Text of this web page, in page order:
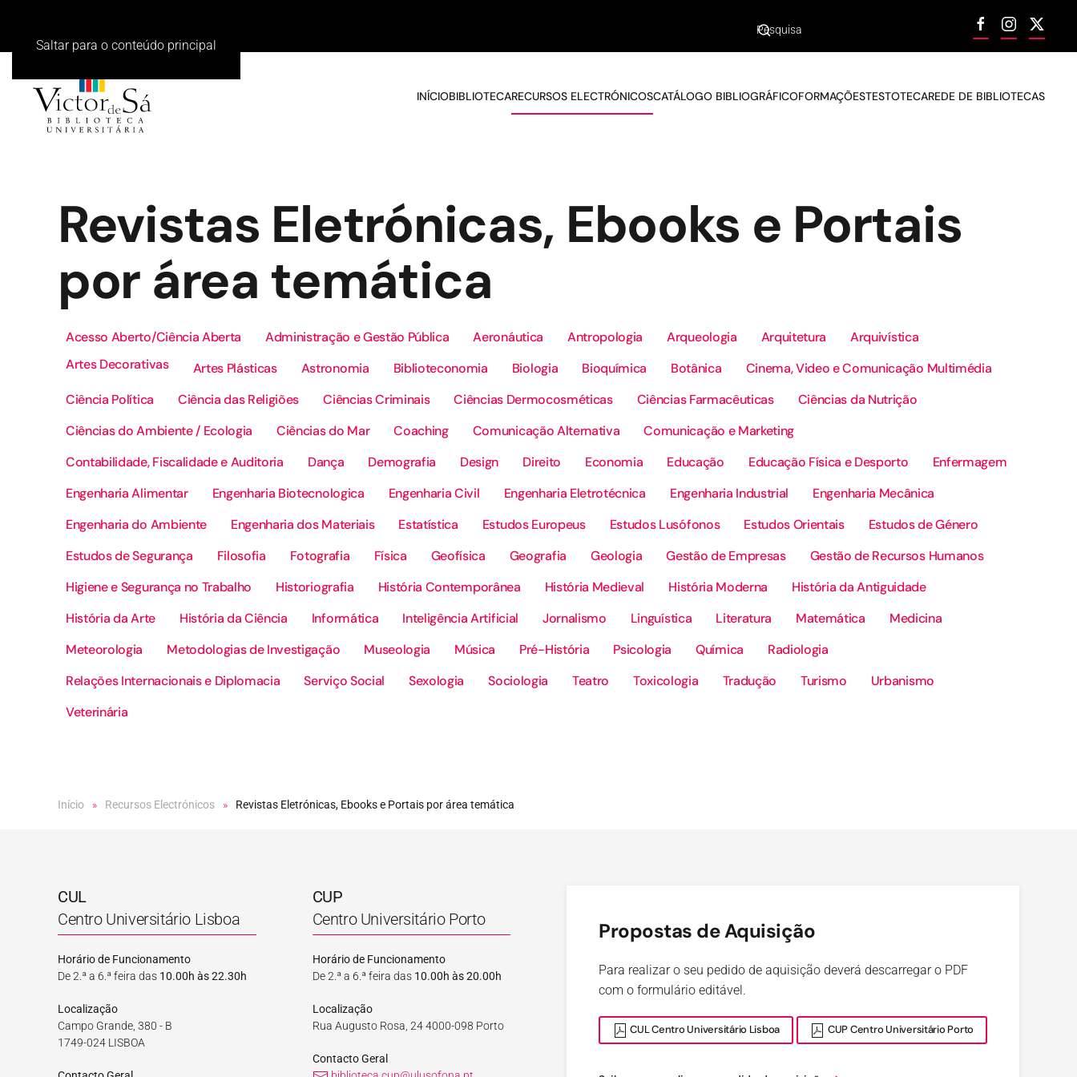
Saltar para o conteúdo principal
INÍCIOBIBLIOTECARECURSOS ELECTRÓNICOSCATÁLOGO BIBLIOGRÁFICOFORMAÇÕESTESTOTECAREDE DE BIBLIOTECAS
Revistas Eletrónicas, Ebooks e Portais
por área temática
Acesso Aberto/Ciência Aberta Administração e Gestão Pública Aeronáutica Antropologia Arqueologia Arquitetura
Arquivística
Artes Decorativas
Artes Plásticas Astronomia Biblioteconomia Biologia Bioquímica Botânica
Cinema, Video e Comunicação Multimédia
Ciência Política
Ciência das Religiões Ciências Criminais Ciências Dermocosméticas Ciências Farmacêuticas
Ciências da Nutrição
Ciências do Ambiente / Ecologia
Ciências do Mar Coaching Comunicação Alternativa
Comunicação e Marketing
Contabilidade, Fiscalidade e Auditoria
Dança Demografia Design Direito Economia Educação Educação Física e Desporto
Enfermagem
Engenharia Alimentar
Engenharia Biotecnologica Engenharia Civil Engenharia Eletrotécnica Engenharia Industrial
Engenharia Mecânica
Engenharia do Ambiente
Engenharia dos Materiais Estatística Estudos Europeus Estudos Lusófonos Estudos Orientais
Estudos de Género
Estudos de Segurança
Filosofia Fotografia Física Geofísica Geografia Geologia Gestão de Empresas
Gestão de Recursos Humanos
Higiene e Segurança no Trabalho
Historiografia História Contemporânea História Medieval História Moderna
História da Antiguidade
História da Arte
História da Ciência Informática Inteligência Artificial Jornalismo Linguística Literatura Matemática
Medicina
Meteorologia
Metodologias de Investigação Museologia Música Pré-História Psicologia Química
Radiologia
Relações Internacionais e Diplomacia
Serviço Social Sexologia Sociologia Teatro Toxicologia Tradução Turismo
Urbanismo
Veterinária
Início Recursos Electrónicos Revistas Eletrónicas, Ebooks e Portais por área temática
CUL
Centro Universitário Lisboa
Horário de Funcionamento
De 2.ª a 6.ª feira das 10.00h às 22.30h
Localização
Campo Grande, 380 - B
1749-024 LISBOA
CUP
Centro Universitário Porto
Horário de Funcionamento
De 2.ª a 6.ª feira das 10.00h às 20.00h
Localização
Rua Augusto Rosa, 24 4000-098 Porto
Contacto Geral
Propostas de Aquisição
Para realizar o seu pedido de aquisição deverá descarregar o PDF
com o formulário editável.
CUL Centro Universitário Lisboa CUP Centro Universitário Porto